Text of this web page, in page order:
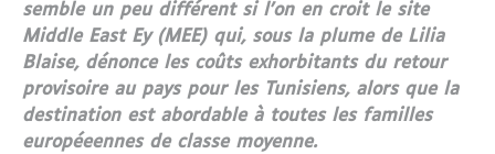
semble un peu différent si l'on en croit le site
Middle East Ey (MEE) qui, sous la plume de Lilia
Blaise, dénonce les coûts exhorbitants du retour
provisoire au pays pour les Tunisiens, alors que la
destination est abordable à toutes les familles
européeennes de classe moyenne.